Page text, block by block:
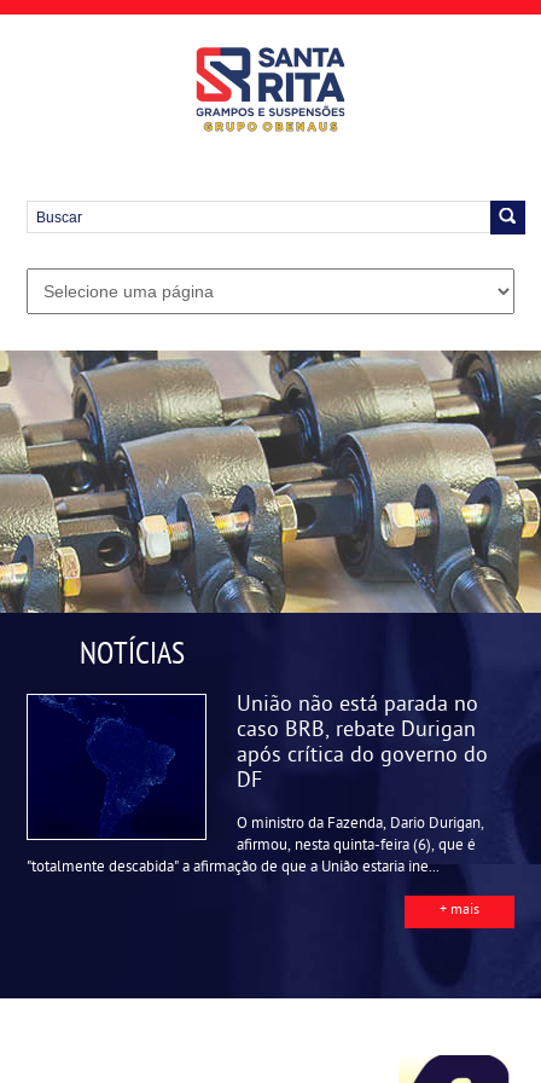
NOTÍCIAS
União não está parada no
caso BRB, rebate Durigan
após crítica do governo do
DF
O ministro da Fazenda, Dario Durigan,
afirmou, nesta quinta-feira (6), que é
"totalmente descabida" a afirmação de que a União estaria ine...
+ mais